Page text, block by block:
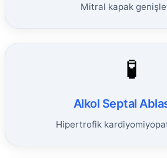
Mitral kapak
🧪
Alkol Septal
Hipertrofik